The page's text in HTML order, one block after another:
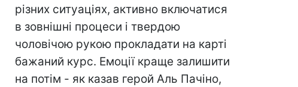
різних ситуаціях, активно включатися
в зовнішні процеси і твердою
чоловічою рукою прокладати на карті
бажаний курс. Емоції краще залишити
на потім - як казав герой Аль Пачіно,